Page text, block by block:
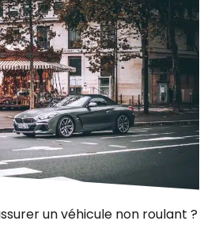
un véhicule non roulant ?